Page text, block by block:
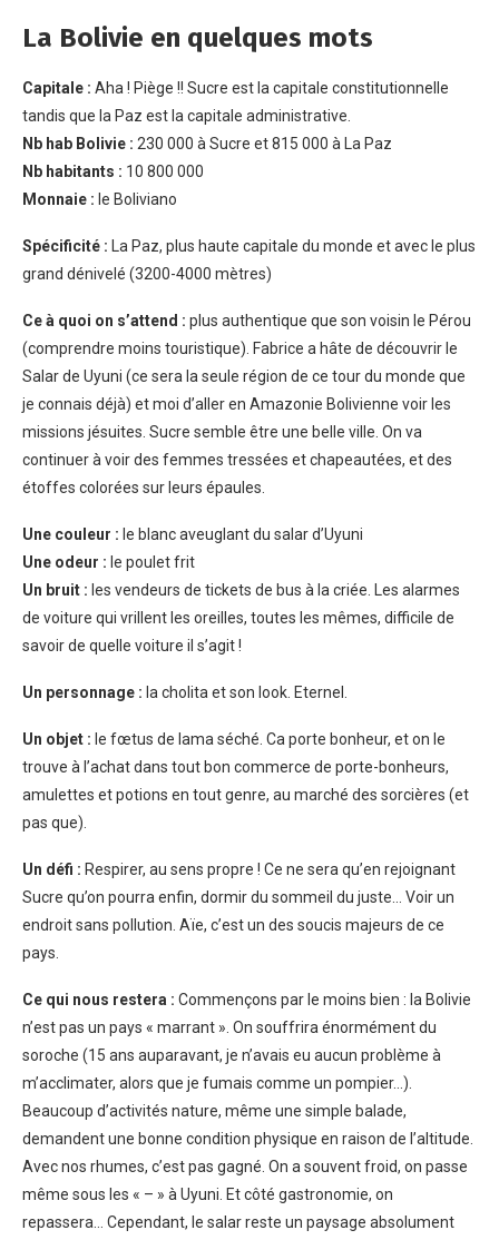
La Bolivie en quelques mots
Capitale : Aha ! Piège !! Sucre est la capitale constitutionnelle
tandis que la Paz est la capitale administrative.
Nb hab Bolivie : 230 000 à Sucre et 815 000 à La Paz
Nb habitants : 10 800 000
Monnaie : le Boliviano
Spécificité : La Paz, plus haute capitale du monde et avec le plus
grand dénivelé (3200-4000 mètres)
Ce à quoi on s’attend : plus authentique que son voisin le Pérou
(comprendre moins touristique). Fabrice a hâte de découvrir le
Salar de Uyuni (ce sera la seule région de ce tour du monde que
je connais déjà) et moi d’aller en Amazonie Bolivienne voir les
missions jésuites. Sucre semble être une belle ville. On va
continuer à voir des femmes tressées et chapeautées, et des
étoffes colorées sur leurs épaules.
Une couleur : le blanc aveuglant du salar d’Uyuni
Une odeur : le poulet frit
Un bruit : les vendeurs de tickets de bus à la criée. Les alarmes
de voiture qui vrillent les oreilles, toutes les mêmes, difficile de
savoir de quelle voiture il s’agit !
Un personnage : la cholita et son look. Eternel.
Un objet : le fœtus de lama séché. Ca porte bonheur, et on le
trouve à l’achat dans tout bon commerce de porte-bonheurs,
amulettes et potions en tout genre, au marché des sorcières (et
pas que).
Un défi : Respirer, au sens propre ! Ce ne sera qu’en rejoignant
Sucre qu’on pourra enfin, dormir du sommeil du juste… Voir un
endroit sans pollution. Aïe, c’est un des soucis majeurs de ce
pays.
Ce qui nous restera : Commençons par le moins bien : la Bolivie
n’est pas un pays « marrant ». On souffrira énormément du
soroche (15 ans auparavant, je n’avais eu aucun problème à
m’acclimater, alors que je fumais comme un pompier…).
Beaucoup d’activités nature, même une simple balade,
demandent une bonne condition physique en raison de l’altitude.
Avec nos rhumes, c’est pas gagné. On a souvent froid, on passe
même sous les « – » à Uyuni. Et côté gastronomie, on
repassera… Cependant, le salar reste un paysage absolument